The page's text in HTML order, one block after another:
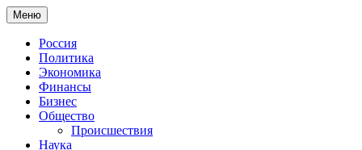
Меню
Россия
Политика
Экономика
Финансы
Бизнес
Общество
Происшествия
Наука